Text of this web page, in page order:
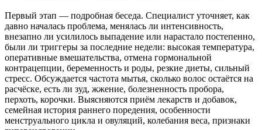
Первый этап — подробная беседа. Специалист уточняет, как
давно началась проблема, менялась ли интенсивность,
внезапно ли усилилось выпадение или нарастало постепенно,
были ли триггеры за последние недели: высокая температура,
оперативные вмешательства, отмена гормональной
контрацепции, беременность и роды, резкие диеты, сильный
стресс. Обсуждается частота мытья, сколько волос остаётся на
расчёске, есть ли зуд, жжение, болезненность пробора,
перхоть, корочки. Выясняются приём лекарств и добавок,
семейная история раннего поредения, особенности
менструального цикла и овуляций, колебания веса, признаки